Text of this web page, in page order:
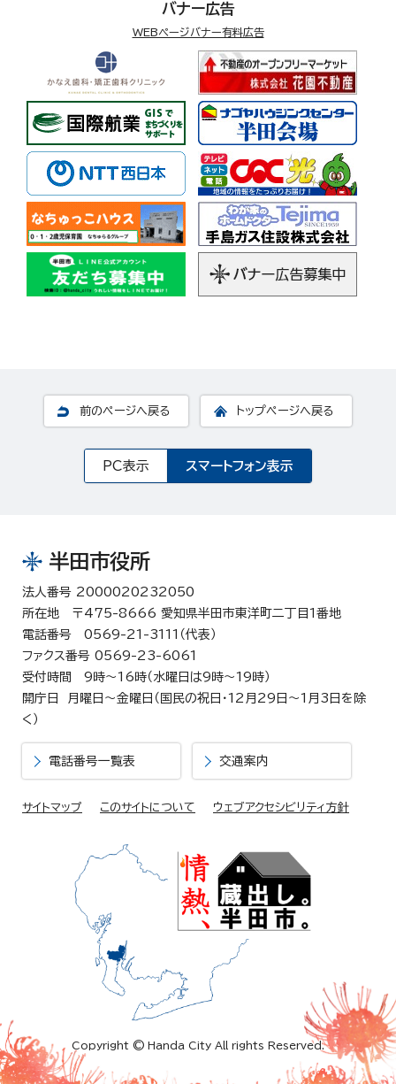
バナー広告
WEBページバナー有料広告
前のページへ戻る トップページへ戻る
PC表示 スマートフォン表示
半田市役所
法人番号 2000020232050
所在地 〒475-8666 愛知県半田市東洋町二丁目1番地
電話番号 0569-21-3111（代表）
ファクス番号 0569-23-6061
受付時間 9時～16時（水曜日は9時～19時）
開庁日 月曜日～金曜日（国民の祝日・12月29日～1月3日を除
く）
電話番号一覧表 交通案内
サイトマップ このサイトについて ウェブアクセシビリティ方針
Copyright © Handa City All rights Reserved.